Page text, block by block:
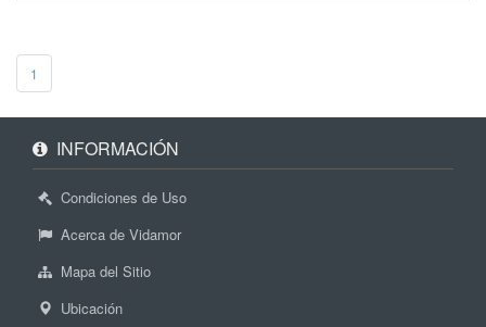
1
INFORMACIÓN
Condiciones de Uso
Acerca de Vidamor
Mapa del Sitio
Ubicación